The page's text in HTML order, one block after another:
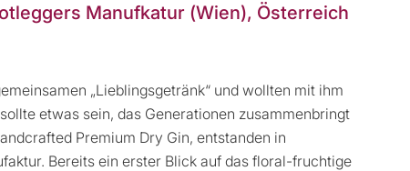
Manufkatur (Wien), Österreich
„Lieblingsgetränk“ und wollten mit ihm
etwas sein, das Generationen zusammenbringt
Premium Dry Gin, entstanden in
Bereits ein erster Blick auf das floral-fruchtige